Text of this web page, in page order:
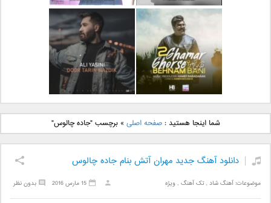
دانلود آهنگ جدید مهدی
یراحی بنام اسرار
دانلود آهنگ جدید فرزاد
فرزین بنام آتیش
دانلود آهنگ جدید بهنام
بانی بنام قرص قمر 2
دانلود آهنگ جدید علی
یاسینی بنام دورترین نزدیک
شما اینجا هستید :صفحه اصلی »برچسب "جاده چالوس"
دانلود آهنگ جدید مهران آتش بنام جاده چالوس
موضوعات:آهنگ شاد ,تک آهنگ ,ویژه بدون نظر 15 مارس 2016